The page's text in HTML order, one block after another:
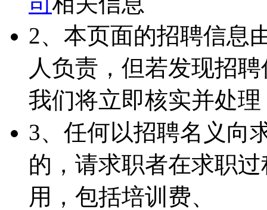
2、本页面的招聘信息
人负责，但若发现招
我们将立即核实并处理
3、任何以招聘名义向
的，请求职者在求职
用，包括培训费、